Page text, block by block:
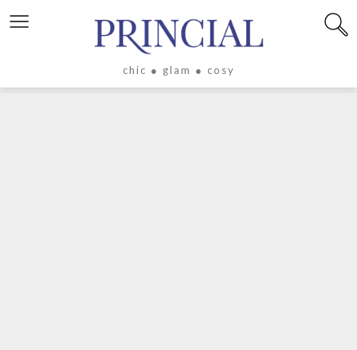
≡
chic ● glam ● cosy